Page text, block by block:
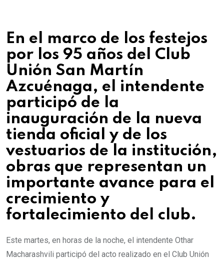
En el marco de los festejos
por los 95 años del Club
Unión San Martín
Azcuénaga, el intendente
participó de la
inauguración de la nueva
tienda oficial y de los
vestuarios de la institución,
obras que representan un
importante avance para el
crecimiento y
fortalecimiento del club.
Este martes, en horas de la noche, el intendente Othar
Macharashvili participó del acto realizado en el Club Unión